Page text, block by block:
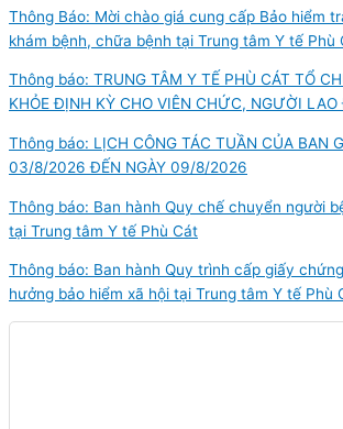
Thông Báo: Mời chào giá cung cấp Bảo hiểm
khám bệnh, chữa bệnh tại Trung tâm Y tế Phù
Thông báo: TRUNG TÂM Y TẾ PHÙ CÁT TỔ
KHỎE ĐỊNH KỲ CHO VIÊN CHỨC, NGƯỜI
Thông báo: LỊCH CÔNG TÁC TUẦN CỦA BAN
03/8/2026 ĐẾN NGÀY 09/8/2026
Thông báo: Ban hành Quy chế chuyển người
tại Trung tâm Y tế Phù Cát
Thông báo: Ban hành Quy trình cấp giấy
hưởng bảo hiểm xã hội tại Trung tâm Y tế Phù